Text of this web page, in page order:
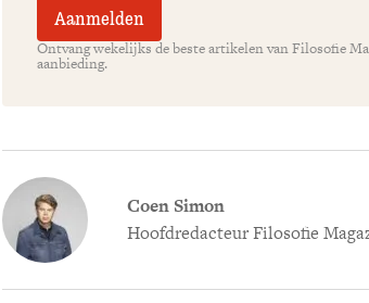
Ontvang wekelijks de beste artikelen van Filosofie
aanbieding.
Coen Simon
Hoofdredacteur Filosofie